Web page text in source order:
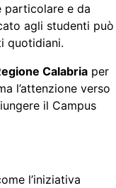
particolare e da
agli studenti può
quotidiani.
Calabria per
l’attenzione verso
il Campus
l’iniziativa